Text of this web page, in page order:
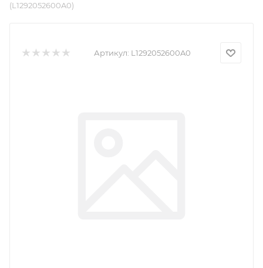
(L1292052600A0)
Артикул: L1292052600A0